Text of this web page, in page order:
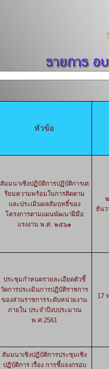
หัวข้อ
สัมมนาเชิงปฏิบัติการปฏิบัติการเต
รียมความพร้อมในการติดตาม
และประเมินผลสัมฤทธิ์ของ
โครงการตามแผนพัฒนาฝีมือ
แรงงาน พ.ศ. ๒๕๖๑
ธัน
ประชุมกำหนดรายละเอียดตัวชี้
วัดการประเมินการปฏิบัติราชการ
ของส่วนราชการระดับหน่วยงาน
ภายใน ประจำปีงบประมาณ
พ.ศ.2561
17
สัมมนาเชิงปฏิบัติการประชุมเชิง
ปฏิบัติการ เรื่อง การชี้แจงกรอบ